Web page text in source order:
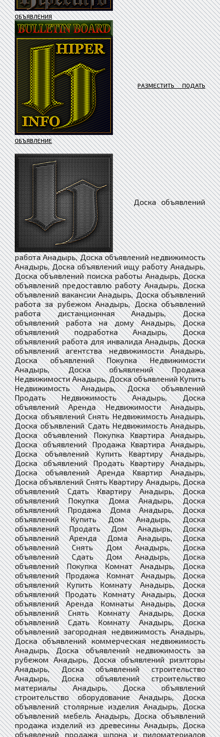
ОБЪЯВЛЕНИЯ
РАЗМЕСТИТЬ ПОДАТЬ
ОБЪЯВЛЕНИЕ
Доска объявлений
работа Анадырь, Доска объявлений недвижимость
Анадырь, Доска объявлений ищу работу Анадырь,
Доска объявлений поиска работы Анадырь, Доска
объявлений предоставлю работу Анадырь, Доска
объявлений вакансии Анадырь, Доска объявлений
работа за рубежом Анадырь, Доска объявлений
работа дистанционная Анадырь, Доска
объявлений работа на дому Анадырь, Доска
объявлений подработка Анадырь, Доска
объявлений работа для инвалида Анадырь, Доска
объявлений агентства недвижимости Анадырь,
Доска объявлений Покупка Недвижимости
Анадырь, Доска объявлений Продажа
Недвижимости Анадырь, Доска объявлений Купить
Недвижимость Анадырь, Доска объявлений
Продать Недвижимость Анадырь, Доска
объявлений Аренда Недвижимости Анадырь,
Доска объявлений Снять Недвижимость Анадырь,
Доска объявлений Сдать Недвижимость Анадырь,
Доска объявлений Покупка Квартира Анадырь,
Доска объявлений Продажа Квартира Анадырь,
Доска объявлений Купить Квартиру Анадырь,
Доска объявлений Продать Квартиру Анадырь,
Доска объявлений Аренда Квартир Анадырь,
Доска объявлений Снять Квартиру Анадырь, Доска
объявлений Сдать Квартиру Анадырь, Доска
объявлений Покупка Дома Анадырь, Доска
объявлений Продажа Дома Анадырь, Доска
объявлений Купить Дом Анадырь, Доска
объявлений Продать Дом Анадырь, Доска
объявлений Аренда Дома Анадырь, Доска
объявлений Снять Дом Анадырь, Доска
объявлений Сдать Дом Анадырь, Доска
объявлений Покупка Комнат Анадырь, Доска
объявлений Продажа Комнат Анадырь, Доска
объявлений Купить Комнату Анадырь, Доска
объявлений Продать Комнату Анадырь, Доска
объявлений Аренда Комнаты Анадырь, Доска
объявлений Снять Комнату Анадырь, Доска
объявлений Сдать Комнату Анадырь, Доска
объявлений загородная недвижимость Анадырь,
Доска объявлений коммерческая недвижимость
Анадырь, Доска объявлений недвижимость за
рубежом Анадырь, Доска объявлений риэлторы
Анадырь, Доска объявлений строительство
Анадырь, Доска объявлений строительство
материалы Анадырь, Доска объявлений
строительство оборудование Анадырь, Доска
объявлений столярные изделия Анадырь, Доска
объявлений мебель Анадырь, Доска объявлений
продажа изделий из древесины Анадырь, Доска
объявлений продажа шпона и пиломатериалов